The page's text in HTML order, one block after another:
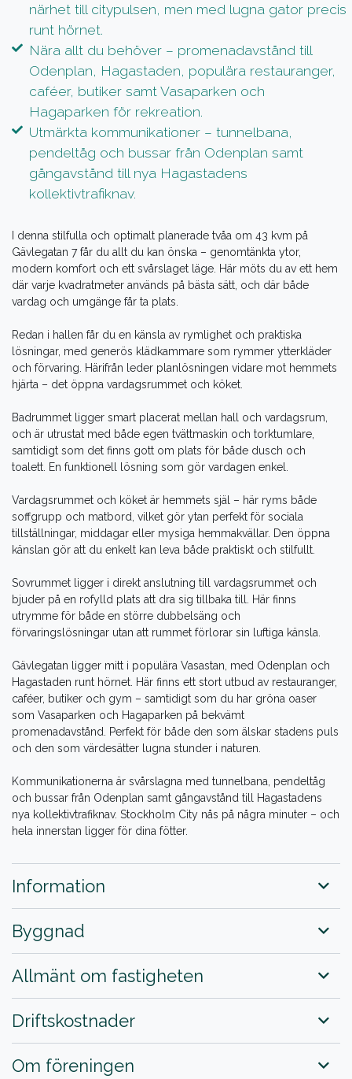
närhet till citypulsen, men med lugna gator precis
runt hörnet.
Nära allt du behöver – promenadavstånd till
Odenplan, Hagastaden, populära restauranger,
caféer, butiker samt Vasaparken och
Hagaparken för rekreation.
Utmärkta kommunikationer – tunnelbana,
pendeltåg och bussar från Odenplan samt
gångavstånd till nya Hagastadens
kollektivtrafiknav.
I denna stilfulla och optimalt planerade tvåa om 43 kvm på
Gävlegatan 7 får du allt du kan önska – genomtänkta ytor,
modern komfort och ett svårslaget läge. Här möts du av ett hem
där varje kvadratmeter används på bästa sätt, och där både
vardag och umgänge får ta plats.
Redan i hallen får du en känsla av rymlighet och praktiska
lösningar, med generös klädkammare som rymmer ytterkläder
och förvaring. Härifrån leder planlösningen vidare mot hemmets
hjärta – det öppna vardagsrummet och köket.
Badrummet ligger smart placerat mellan hall och vardagsrum,
och är utrustat med både egen tvättmaskin och torktumlare,
samtidigt som det finns gott om plats för både dusch och
toalett. En funktionell lösning som gör vardagen enkel.
Vardagsrummet och köket är hemmets själ – här ryms både
soffgrupp och matbord, vilket gör ytan perfekt för sociala
tillställningar, middagar eller mysiga hemmakvällar. Den öppna
känslan gör att du enkelt kan leva både praktiskt och stilfullt.
Sovrummet ligger i direkt anslutning till vardagsrummet och
bjuder på en rofylld plats att dra sig tillbaka till. Här finns
utrymme för både en större dubbelsäng och
förvaringslösningar utan att rummet förlorar sin luftiga känsla.
Gävlegatan ligger mitt i populära Vasastan, med Odenplan och
Hagastaden runt hörnet. Här finns ett stort utbud av restauranger,
caféer, butiker och gym – samtidigt som du har gröna oaser
som Vasaparken och Hagaparken på bekvämt
promenadavstånd. Perfekt för både den som älskar stadens puls
och den som värdesätter lugna stunder i naturen.
Kommunikationerna är svårslagna med tunnelbana, pendeltåg
och bussar från Odenplan samt gångavstånd till Hagastadens
nya kollektivtrafiknav. Stockholm City nås på några minuter – och
hela innerstan ligger för dina fötter.
Information
Byggnad
Allmänt om fastigheten
Driftskostnader
Om föreningen